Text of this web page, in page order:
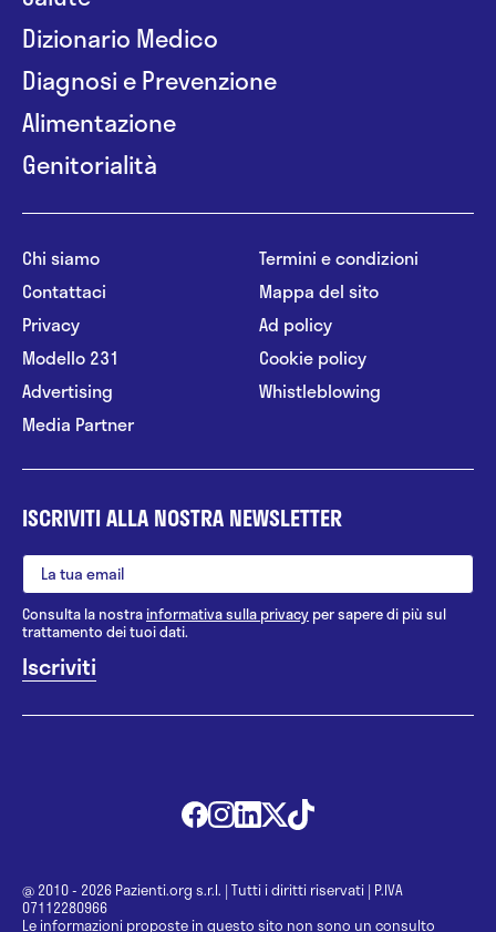
Dizionario Medico
Diagnosi e Prevenzione
Alimentazione
Genitorialità
Chi siamo
Contattaci
Privacy
Modello 231
Advertising
Media Partner
Termini e condizioni
Mappa del sito
Ad policy
Cookie policy
Whistleblowing
ISCRIVITI ALLA NOSTRA NEWSLETTER
Consulta la nostrainformativa sulla privacy per sapere di più sul
trattamento dei tuoi dati.
@ 2010 - 2026 Pazienti.org s.r.l. | Tutti i diritti riservati | P.IVA
07112280966
Le informazioni proposte in questo sito non sono un consulto